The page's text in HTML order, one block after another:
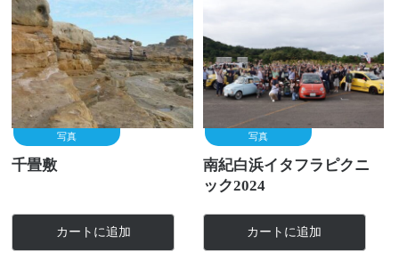
写真
千畳敷
カートに追加
写真
南紀白浜イタフラピクニ
ック2024
カートに追加